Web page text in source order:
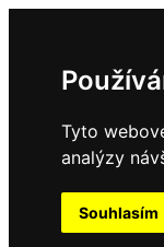
Tyto
analýzy
Souhlasím